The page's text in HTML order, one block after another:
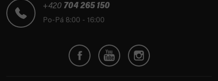
+420 704 265 150
Po-Pá 8:00 - 16:00